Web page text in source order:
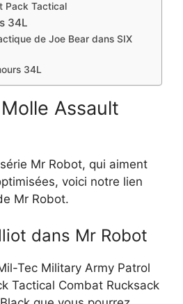
Pack Tactical
34L
de Joe Bear dans SIX
34L
Assault
Mr Robot, qui aiment
voici notre lien
Mr Robot.
dans Mr Robot
Tec Military Army Patrol
Tactical Combat Rucksack